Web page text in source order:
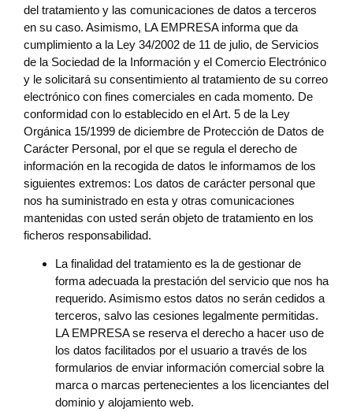
del tratamiento y las comunicaciones de datos a terceros
en su caso. Asimismo, LA EMPRESA informa que da
cumplimiento a la Ley 34/2002 de 11 de julio, de Servicios
de la Sociedad de la Información y el Comercio Electrónico
y le solicitará su consentimiento al tratamiento de su correo
electrónico con fines comerciales en cada momento. De
conformidad con lo establecido en el Art. 5 de la Ley
Orgánica 15/1999 de diciembre de Protección de Datos de
Carácter Personal, por el que se regula el derecho de
información en la recogida de datos le informamos de los
siguientes extremos: Los datos de carácter personal que
nos ha suministrado en esta y otras comunicaciones
mantenidas con usted serán objeto de tratamiento en los
ficheros responsabilidad.
La finalidad del tratamiento es la de gestionar de
forma adecuada la prestación del servicio que nos ha
requerido. Asimismo estos datos no serán cedidos a
terceros, salvo las cesiones legalmente permitidas.
LA EMPRESA se reserva el derecho a hacer uso de
los datos facilitados por el usuario a través de los
formularios de enviar información comercial sobre la
marca o marcas pertenecientes a los licenciantes del
dominio y alojamiento web.